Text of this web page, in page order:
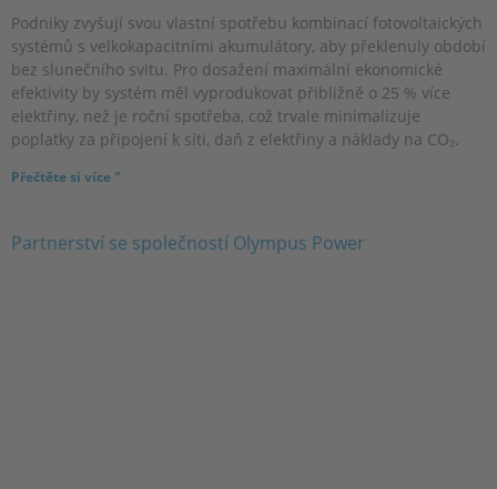
Podniky zvyšují svou vlastní spotřebu kombinací fotovoltaických
systémů s velkokapacitními akumulátory, aby překlenuly období
bez slunečního svitu. Pro dosažení maximální ekonomické
efektivity by systém měl vyprodukovat přibližně o 25 % více
elektřiny, než je roční spotřeba, což trvale minimalizuje
poplatky za připojení k síti, daň z elektřiny a náklady na CO₂.
Přečtěte si více "